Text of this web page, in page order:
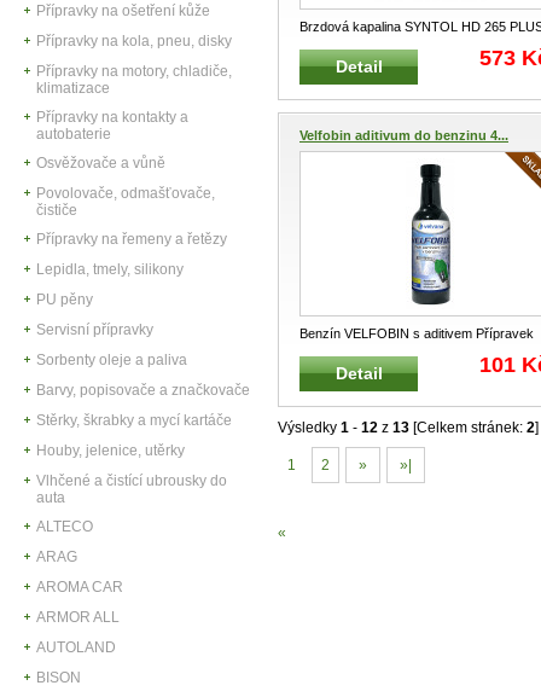
Přípravky na ošetření kůže
Přípravky na kola, pneu, disky
Přípravky na motory, chladiče,
klimatizace
Přípravky na kontakty a
autobaterie
Osvěžovače a vůně
Povolovače, odmašťovače,
čističe
Přípravky na řemeny a řetězy
Lepidla, tmely, silikony
PU pěny
Servisní přípravky
Sorbenty oleje a paliva
Barvy, popisovače a značkovače
Stěrky, škrabky a mycí kartáče
Houby, jelenice, utěrky
Vlhčené a čistící ubrousky do
auta
ALTECO
ARAG
AROMA CAR
ARMOR ALL
AUTOLAND
BISON
Brzdová kapalina SYNTOL HD 265
4L Brzdová kapalina vhodná pro hy
Detail 573
Velfobin aditivum do benzinu 4...
Benzín VELFOBIN s aditivem Přípravek
do benzínu s eleminací negativní
Detail 101
Výsledky 1 - 12 z 13 [Celkem stránek: 2]
1 2 » »|
«